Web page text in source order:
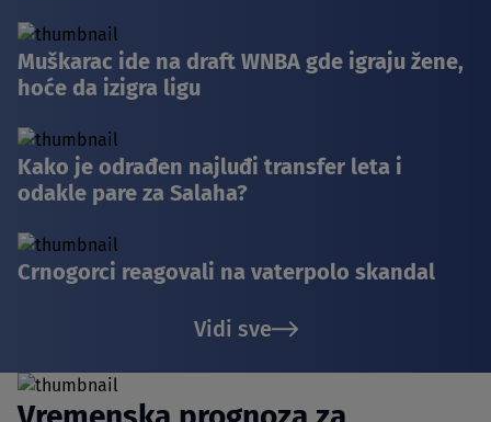
Muškarac ide na draft WNBA gde igraju žene,
hoće da izigra ligu
Kako je odrađen najluđi transfer leta i
odakle pare za Salaha?
Crnogorci reagovali na vaterpolo skandal
Vidi sve